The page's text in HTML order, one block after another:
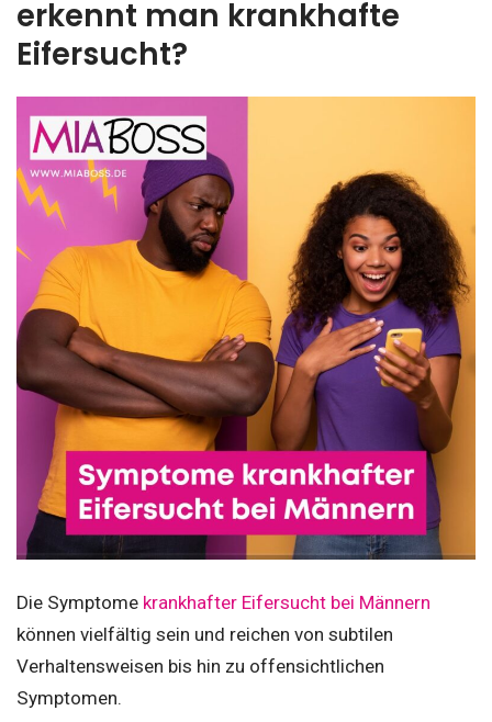
erkennt man krankhafte
Eifersucht?
Die Symptome krankhafter Eifersucht bei Männern
können vielfältig sein und reichen von subtilen
Verhaltensweisen bis hin zu offensichtlichen
Symptomen.